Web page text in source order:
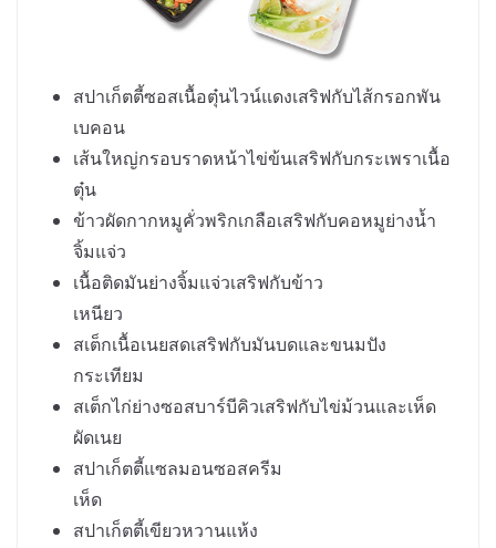
สปาเก็ตตี้ซอสเนื้อตุ๋นไวน์แดงเสริฟกับไส้กรอกพัน
เบคอน
เส้นใหญ่กรอบราดหน้าไข่ข้นเสริฟกับกระเพราเนื้อ
ตุ๋น
ข้าวผัดกากหมูคั่วพริกเกลือเสริฟกับคอหมูย่างน้ำ
จิ้มแจ่ว
เนื้อติดมันย่างจิ้มแจ่วเสริฟกับข้าว
เหนียว
สเต็กเนื้อเนยสดเสริฟกับมันบดและขนมปัง
กระเทียม
สเต็กไก่ย่างซอสบาร์บีคิวเสริฟกับไข่ม้วนและเห็ด
ผัดเนย
สปาเก็ตตี้แซลมอนซอสครีม
เห็ด
สปาเก็ตตี้เขียวหวานแห้ง